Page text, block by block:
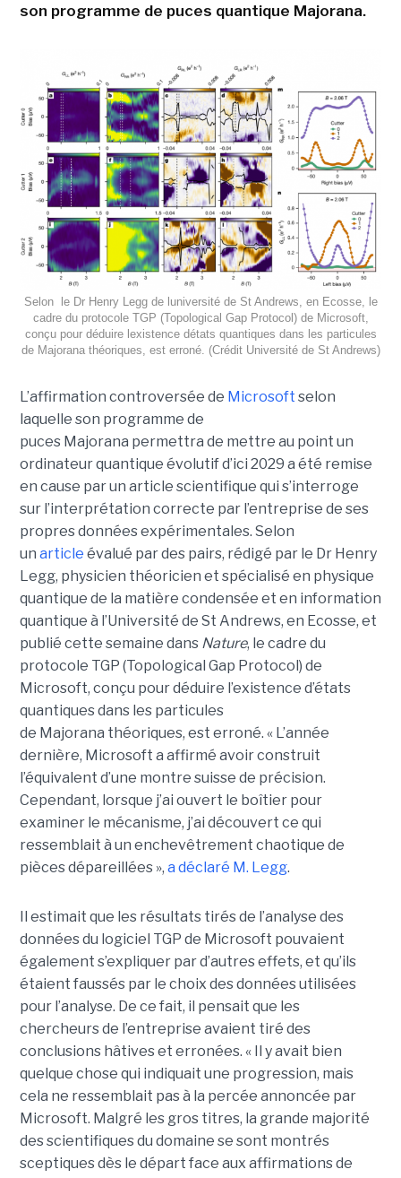
son programme de puces quantique Majorana.
Selon le Dr Henry Legg de luniversité de St Andrews, en Ecosse, le
cadre du protocole TGP (Topological Gap Protocol) de Microsoft,
conçu pour déduire lexistence détats quantiques dans les particules
de Majorana théoriques, est erroné. (Crédit Université de St Andrews)
L’affirmation controversée de Microsoft selon
laquelle son programme de
puces Majorana permettra de mettre au point un
ordinateur quantique évolutif d’ici 2029 a été remise
en cause par un article scientifique qui s’interroge
sur l’interprétation correcte par l’entreprise de ses
propres données expérimentales. Selon
un article évalué par des pairs, rédigé par le Dr Henry
Legg, physicien théoricien et spécialisé en physique
quantique de la matière condensée et en information
quantique à l’Université de St Andrews, en Ecosse, et
publié cette semaine dans Nature, le cadre du
protocole TGP (Topological Gap Protocol) de
Microsoft, conçu pour déduire l’existence d’états
quantiques dans les particules
de Majorana théoriques, est erroné. « L’année
dernière, Microsoft a affirmé avoir construit
l’équivalent d’une montre suisse de précision.
Cependant, lorsque j’ai ouvert le boîtier pour
examiner le mécanisme, j’ai découvert ce qui
ressemblait à un enchevêtrement chaotique de
pièces dépareillées », a déclaré M. Legg.
Il estimait que les résultats tirés de l’analyse des
données du logiciel TGP de Microsoft pouvaient
également s’expliquer par d’autres effets, et qu’ils
étaient faussés par le choix des données utilisées
pour l’analyse. De ce fait, il pensait que les
chercheurs de l’entreprise avaient tiré des
conclusions hâtives et erronées. « Il y avait bien
quelque chose qui indiquait une progression, mais
cela ne ressemblait pas à la percée annoncée par
Microsoft. Malgré les gros titres, la grande majorité
des scientifiques du domaine se sont montrés
sceptiques dès le départ face aux affirmations de